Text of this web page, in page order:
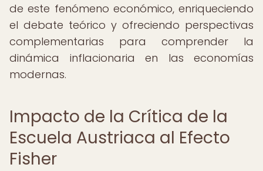
de este fenómeno económico, enriqueciendo
el debate teórico y ofreciendo perspectivas
complementarias para comprender la
dinámica inflacionaria en las economías
modernas.
Impacto de la Crítica de la
Escuela Austriaca al Efecto
Fisher